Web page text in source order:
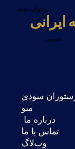
رستوران سودی
ایرانی
شیرینی
سودی
منو
درباره ما
تماس با ما
وب‌لاگ